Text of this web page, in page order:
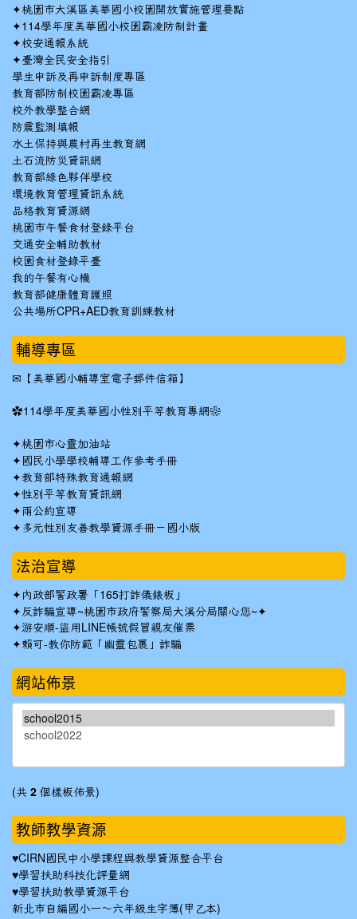
✦桃園市大溪區美華國小校園開放實施管理要點
✦114學年度美華國小校園霸凌防制計畫
✦校安通報系統
✦臺灣全民安全指引
學生申訴及再申訴制度專區
教育部防制校園霸凌專區
校外教學整合網
防震監測填報
水土保持與農村再生教育網
土石流防災資訊網
教育部綠色夥伴學校
環境教育管理資訊系統
品格教育資源網
桃園市午餐食材登錄平台
交通安全輔助教材
校園食材登錄平臺
我的午餐有心機
教育部健康體育護照
公共場所CPR+AED教育訓練教材
輔導專區
✉ 【美華國小輔導室電子郵件信箱】
✿114學年度美華國小性別平等教育專網❀
✦桃園市心靈加油站
✦ 國民小學學校輔導工作參考手冊
✦教育部特殊教育通報網
✦性別平等教育資訊網
✦兩公約宣導
✦ 多元性別友善教學資源手冊－國小版
法治宣導
✦ 內政部警政署「165打詐儀錶板」
✦反詐騙宣導~桃園市政府警察局大溪分局關心您~✦
✦游安順-盜用LINE帳號假冒親友催票
✦賴可-教你防範「幽靈包裹」詐騙
網站佈景
(共 2 個樣板佈景)
教師教學資源
♥CIRN國民中小學課程與教學資源整合平台
♥學習扶助科技化評量網
♥學習扶助教學資源平台
新北市自編國小一～六年級生字簿(甲乙本)